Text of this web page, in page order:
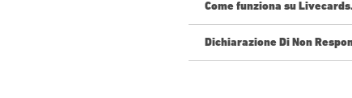
Come funziona su
Nuovo su Livecards.net?
Dichiarazione Di Non